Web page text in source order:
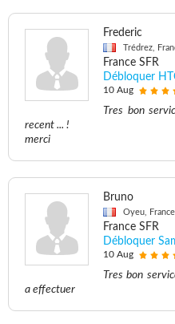
Frederic
Trédrez,
France SFR
Débloquer
10 Aug
Tres bon
recent ... !
merci
Bruno
Oyeu, France
France SFR
Débloquer
10 Aug
Tres bon
a effectuer